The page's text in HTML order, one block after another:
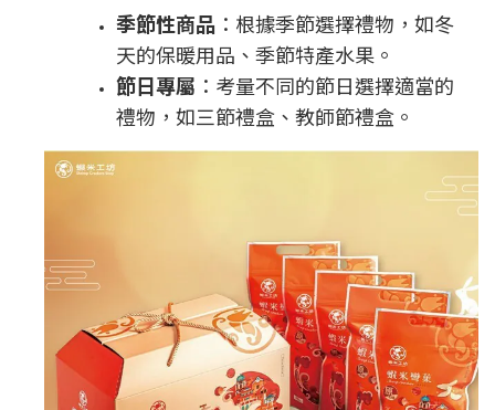
季節性商品 ：根據季節選擇禮物，如冬
天的保暖用品、季節特產水果。
節日專屬 ：考量不同的節日選擇適當的
禮物，如三節禮盒、教師節禮盒。